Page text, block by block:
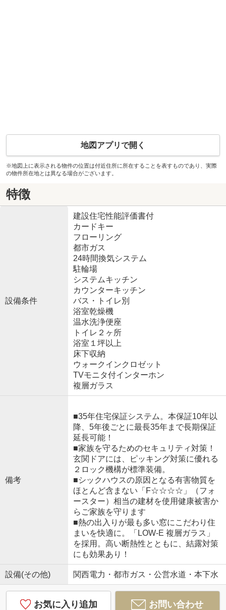
地図アプリで開く
※地図上に表示される物件の位置は付近住所に所在することを表すものであり、実際
の物件所在地とは異なる場合がございます。
特徴
設備条件
建設住宅性能評価書付
カードキー
フローリング
都市ガス
24時間換気システム
駐輪場
システムキッチン
カウンターキッチン
バス・トイレ別
浴室乾燥機
温水洗浄便座
トイレ２ヶ所
浴室１坪以上
床下収納
ウォークインクロゼット
TVモニタ付インターホン
複層ガラス
備考
■35年住宅保証システム。本保証10年以
降、5年後ごとに最長35年まで長期保証
延長可能！
■家族を守るためのセキュリティ対策！
玄関ドアには、ピッキング対策に優れる
２ロック機構が標準装備。
■シックハウスの原因となる有害物質を
ほとんど含まない「F☆☆☆☆」（フォ
ースター）相当の建材を使用健康被害か
らご家族を守ります
■熱の出入りが最も多い窓にこだわり住
まいを快適に。「LOW-E 複層ガラス」
を採用。高い断熱性とともに、結露対策
にも効果あり！
設備(その他) 関西電力・都市ガス・公営水道・本下水
お気に入り追加 お問い合わせ